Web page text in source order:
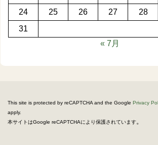
24
25 26 27 28
31
« 7月
This site is protected by reCAPTCHA and the Google Privacy
apply.
本サイトはGoogle reCAPTCHAにより保護されています。